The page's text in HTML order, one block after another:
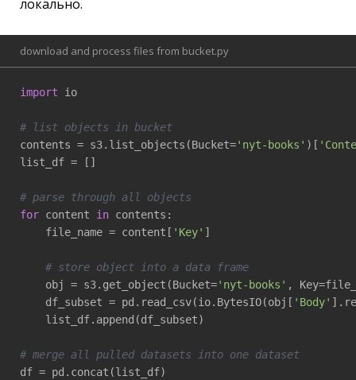
локально.
download and process files from bucket.py
import io
# list objects in bucket
contents = s3.list_objects(Bucket='nyt-books' )[
list_df = []
# parse through all objects
for content in contents:
    file_name = content[
'Key' ]
# store object into a data frame
    obj = s3.get_object(Bucket=
'nyt-books' ,
    df_subset = pd.read_csv(io.BytesIO(obj[
'Body'
    list_df.append(df_subset)
# merge all pulled datasets into one dataset
df = pd.concat(list_df)